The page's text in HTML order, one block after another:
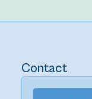
Contact